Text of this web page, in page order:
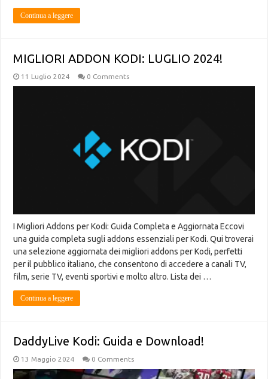
Continua a leggere
MIGLIORI ADDON KODI: LUGLIO 2024!
11 Luglio 2024 0 Comments
I Migliori Addons per Kodi: Guida Completa e Aggiornata Eccovi
una guida completa sugli addons essenziali per Kodi. Qui troverai
una selezione aggiornata dei migliori addons per Kodi, perfetti
per il pubblico italiano, che consentono di accedere a canali TV,
film, serie TV, eventi sportivi e molto altro. Lista dei …
Continua a leggere
DaddyLive Kodi: Guida e Download!
13 Maggio 2024 0 Comments